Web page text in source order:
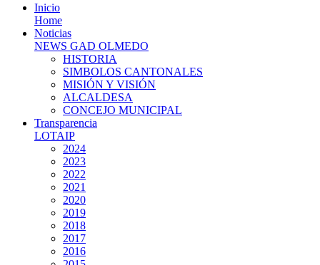
Inicio
Home
Noticias
NEWS GAD OLMEDO
HISTORIA
SIMBOLOS CANTONALES
MISIÓN Y VISIÓN
ALCALDESA
CONCEJO MUNICIPAL
Transparencia
LOTAIP
2024
2023
2022
2021
2020
2019
2018
2017
2016